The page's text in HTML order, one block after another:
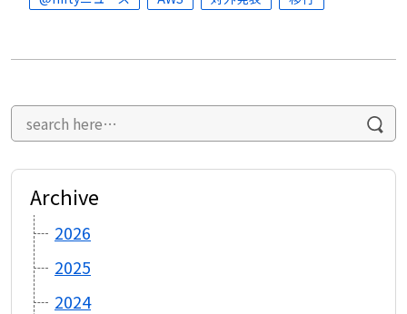
Archive
2026
2025
2024